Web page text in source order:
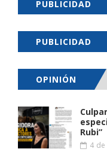
PUBLICIDAD
PUBLICIDAD
OPINIÓN
Rubi”
4